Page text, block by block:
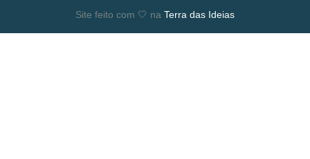
Site feito com 🤍 na Terra das Ideias